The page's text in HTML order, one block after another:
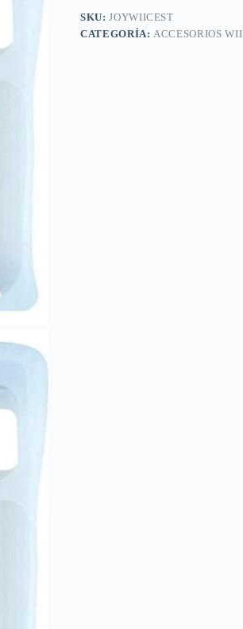
SKU:JOYWIICEST
CATEGORÍA:ACCESORIOS WII